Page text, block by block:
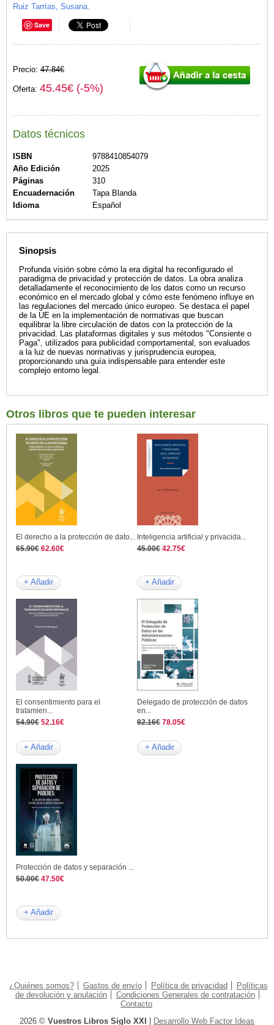
Ruiz Tarrías, Susana.
Save
Precio: 47.84€
Oferta: 45.45€ (-5%)
Datos técnicos
ISBN
9788410854079
Año Edición
2025
Páginas
310
Encuadernación
Tapa Blanda
Idioma
Español
Sinopsis
Profunda visión sobre cómo la era digital ha reconfigurado el
paradigma de privacidad y protección de datos. La obra analiza
detalladamente el reconocimiento de los datos como un recurso
económico en el mercado global y cómo este fenómeno influye en
las regulaciones del mercado único europeo. Se destaca el papel
de la UE en la implementación de normativas que buscan
equilibrar la libre circulación de datos con la protección de la
privacidad. Las plataformas digitales y sus métodos "Consiente o
Paga", utilizados para publicidad comportamental, son evaluados
a la luz de nuevas normativas y jurisprudencia europea,
proporcionando una guía indispensable para entender este
complejo entorno legal.
Otros libros que te pueden interesar
El derecho a la protección de dato...
65.90€ 62.60€
+ Añadir
Inteligencia artificial y privacida...
45.00€ 42.75€
+ Añadir
El consentimiento para el
tratamien...
54.90€ 52.16€
+ Añadir
Delegado de protección de datos
en...
82.16€ 78.05€
+ Añadir
Protección de datos y separación ...
50.00€ 47.50€
+ Añadir
¿Quiénes somos? Gastos de envío Política de privacidad
Políticas
de devolución y anulación
Condiciones Generales de contratación
Contacto
2026 © Vuestros Libros Siglo XXI Desarrollo Web Factor Ideas